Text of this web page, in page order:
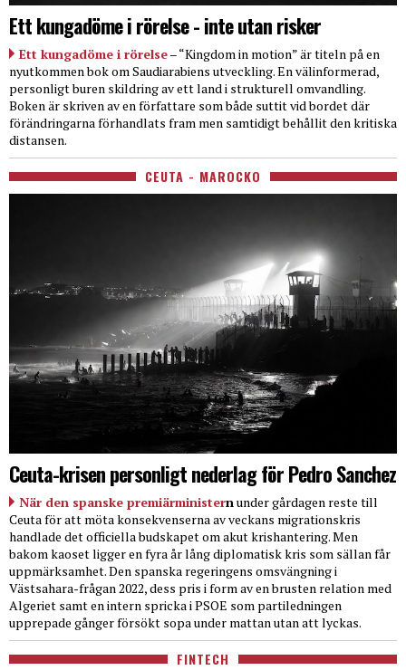
Ett kungadöme i rörelse - inte utan risker
Ett kungadöme i rörelse– “Kingdom in motion” är titeln på en
nyutkommen bok om Saudiarabiens utveckling. En välinformerad,
personligt buren skildring av ett land i strukturell omvandling.
Boken är skriven av en författare som både suttit vid bordet där
förändringarna förhandlats fram men samtidigt behållit den kritiska
distansen.
CEUTA - MAROCKO
Ceuta-krisen personligt nederlag för Pedro Sanchez
När den spanske premiärministernunder gårdagen reste till
Ceuta för att möta konsekvenserna av veckans migrationskris
handlade det officiella budskapet om akut krishantering. Men
bakom kaoset ligger en fyra år lång diplomatisk kris som sällan får
uppmärksamhet. Den spanska regeringens omsvängning i
Västsahara-frågan 2022, dess pris i form av en brusten relation med
Algeriet samt en intern spricka i PSOE som partiledningen
upprepade gånger försökt sopa under mattan utan att lyckas.
FINTECH